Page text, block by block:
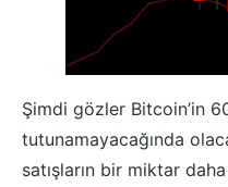
Şimdi gözler Bitcoin’in
tutunamayacağında
satışların bir miktar